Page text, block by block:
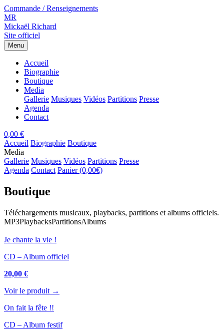
Commande / Renseignements
MR
Mickaël Richard
Site officiel
Menu
Accueil
Biographie
Boutique
Media
Gallerie Musiques Vidéos Partitions Presse
Agenda
Contact
0,00 €
Accueil Biographie Boutique
Media
Gallerie Musiques Vidéos Partitions Presse
Agenda Contact Panier (0,00€)
Boutique
Téléchargements musicaux, playbacks, partitions et albums officiels.
MP3PlaybacksPartitionsAlbums
Je chante la vie !
CD – Album officiel
20,00 €
Voir le produit →
On fait la fête !!
CD – Album festif